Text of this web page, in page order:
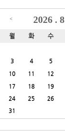
< 2026 . 8
월 화 수
3 4 5
10 11 12
17 18 19
24 25 26
31